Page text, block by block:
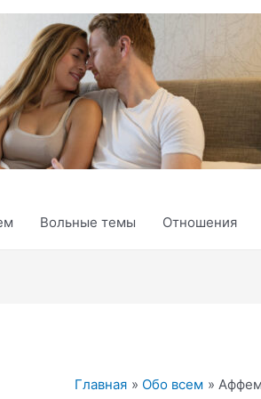
Вольные темы Отношения
Главная Обо всем